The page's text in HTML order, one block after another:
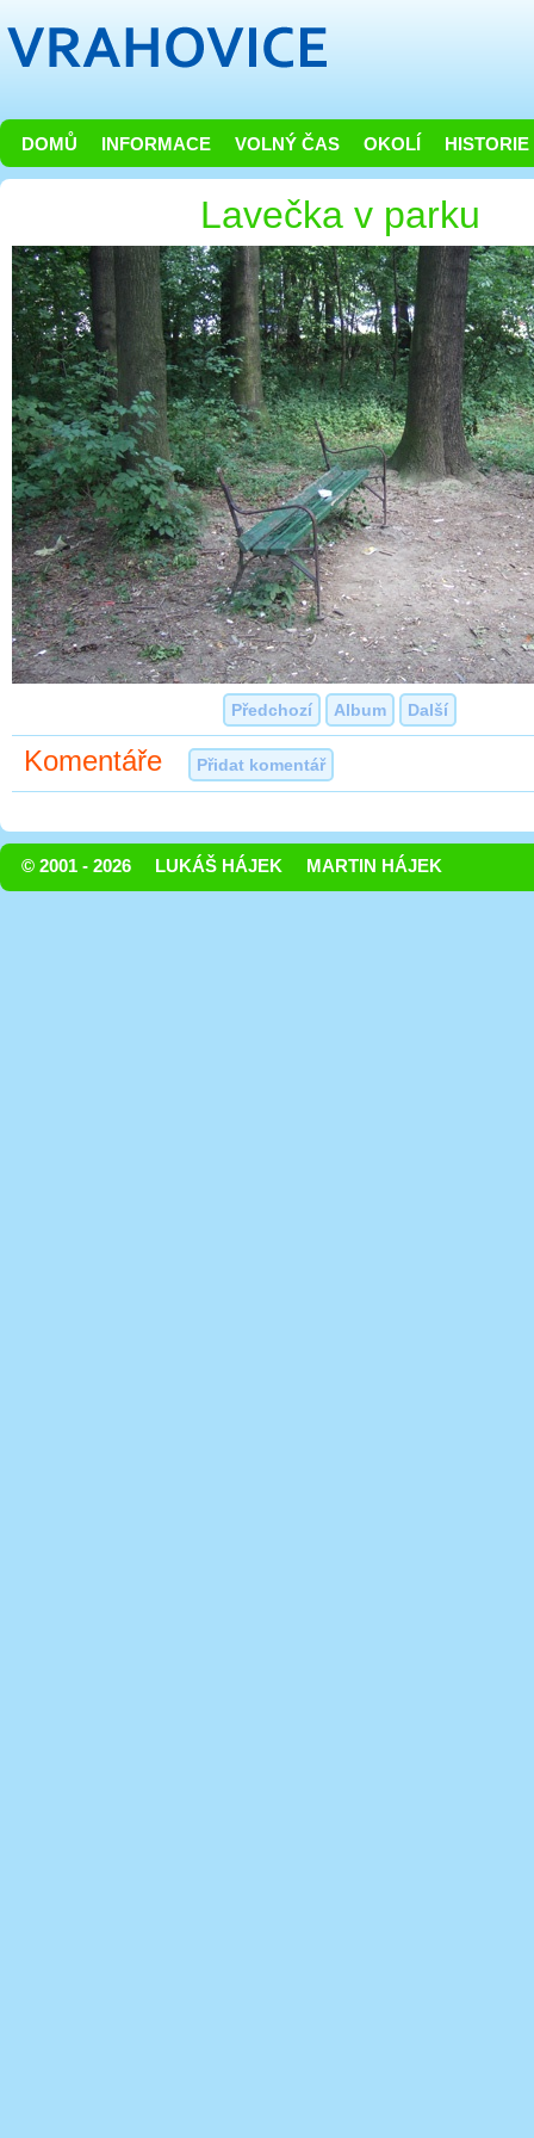
DOMŮ INFORMACE VOLNÝ ČAS OKOLÍ HISTORIE
Lavečka v parku
Předchozí Album Další
Komentáře Přidat komentář
© 2001 - 2026 LUKÁŠ HÁJEK MARTIN HÁJEK